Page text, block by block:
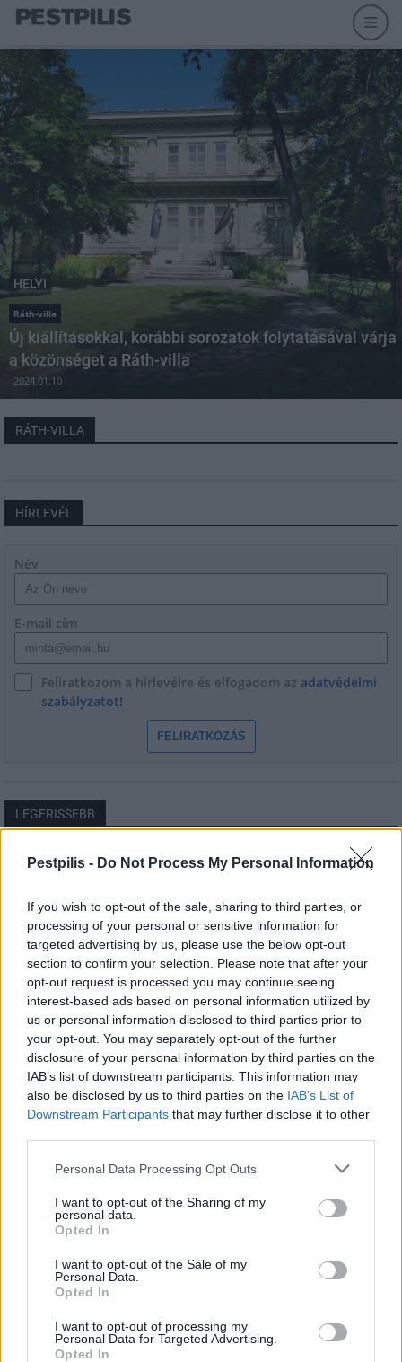
Pestpilis - Do Not Process My Personal Information
If you wish to opt-out of the sale, sharing to third parties, or
processing of your personal or sensitive information for
targeted advertising by us, please use the below opt-out
section to confirm your selection. Please note that after your
opt-out request is processed you may continue seeing
interest-based ads based on personal information utilized by
us or personal information disclosed to third parties prior to
your opt-out. You may separately opt-out of the further
disclosure of your personal information by third parties on the
IAB’s list of downstream participants. This information may
also be disclosed by us to third parties on the IAB’s List of
Downstream Participants that may further disclose it to other
Personal Data Processing Opt Outs
I want to opt-out of the Sharing of my
personal data.
Opted In
I want to opt-out of the Sale of my
Personal Data.
Opted In
I want to opt-out of processing my
Personal Data for Targeted Advertising.
Opted In
HELYI
Ráth-villa
Új kiállításokkal, korábbi sorozatok folytatásával várja
a közönséget a Ráth-villa
2024.01.10
RÁTH-VILLA
HÍRLEVÉL
Név
E-mail cím
Feliratkozom a hírlevélre és elfogadom az adatvédelmi
szabályzatot!
FELIRATKOZÁS
LEGFRISSEBB
Országos
Megérkezett az eső a Duna vízgyűjtőjére
Helyi
Amire többmillióan vártunk: szombattól
másodfokúra csökken a riasztás
Pest megye
Fából épül Budakeszi új óvodája
HIRDETÉS
HIRDETÉS
HIRDETÉS